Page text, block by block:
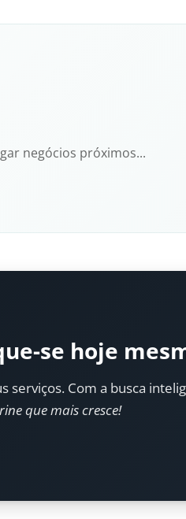
negócios próximos...
se hoje
Com a busca
que mais cresce!